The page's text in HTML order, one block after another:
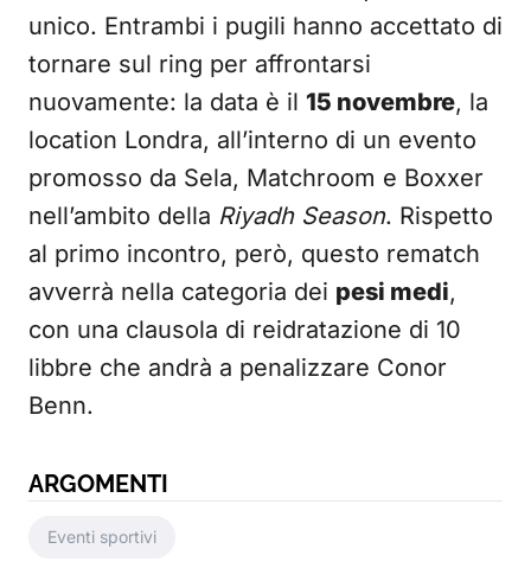
unico. Entrambi i pugili hanno accettato di
tornare sul ring per affrontarsi
nuovamente: la data è il 15 novembre, la
location Londra, all’interno di un evento
promosso da Sela, Matchroom e Boxxer
nell’ambito della Riyadh Season. Rispetto
al primo incontro, però, questo rematch
avverrà nella categoria dei pesi medi,
con una clausola di reidratazione di 10
libbre che andrà a penalizzare Conor
Benn.
ARGOMENTI
Eventi sportivi